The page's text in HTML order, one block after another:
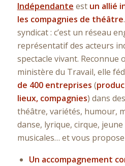
Indépendante est un allié
les compagnies de théâtre
syndicat : c’est un réseau
représentatif des acteurs
spectacle vivant. Reconnue
ministère du Travail, elle
de 400 entreprises (
lieux, compagnies) dans
théâtre, variétés, humour,
danse, lyrique, cirque,
musicales… et vous propose
Un accompagnement